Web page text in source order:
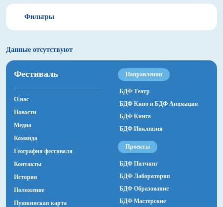
Фильтры
Данные отсутствуют
Фестиваль
О нас
Новости
Медиа
Команда
География фестиваля
Контакты
История
Положение
Пушкинская карта
Направления
БДФ Театр
БДФ Кино и БДФ Анимация
БДФ Книга
БДФ Инклюзия
Проекты
БДФ Питчинг
БДФ Лаборатория
БДФ Образование
БДФ Мастерские